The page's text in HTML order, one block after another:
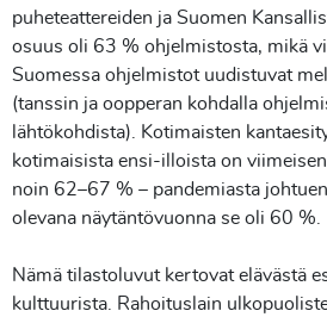
puheteattereiden ja Suomen
osuus oli 63 % ohjelmistosta, mikä
Suomessa ohjelmistot uudistuvat
(tanssin ja oopperan kohdalla
lähtökohdista). Kotimaisten
kotimaisista ensi-illoista on
noin 62–67 % – pandemiasta
olevana näytäntövuonna se oli 60 %.
Nämä tilastoluvut kertovat elävästä
kulttuurista. Rahoituslain